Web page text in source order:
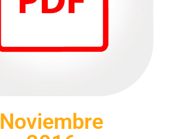
Noviembre